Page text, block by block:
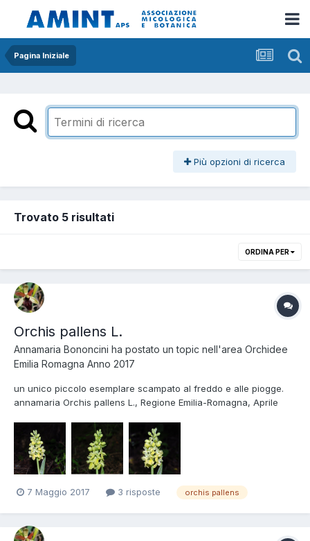
Pagina Iniziale
Più opzioni di ricerca
Trovato 5 risultati
ORDINA PER
Orchis pallens L.
Annamaria Bononcini ha postato un topic nell'area Orchidee
Emilia Romagna Anno 2017
un unico piccolo esemplare scampato al freddo e alle piogge.
annamaria Orchis pallens L., Regione Emilia-Romagna, Aprile
7 Maggio 2017 3 risposte orchis pallens